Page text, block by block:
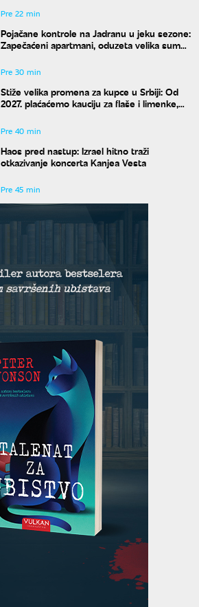
Pre 22 min
Pojačane kontrole na Jadranu u jeku sezone:
Zapečaćeni apartmani, oduzeta velika suma
Pre 30 min
Stiže velika promena za kupce u Srbiji: Od
2027. plaćaćemo kauciju za flaše i limenke,
Pre 40 min
Haos pred nastup: Izrael hitno traži
otkazivanje koncerta Kanjea Vesta
Pre 45 min